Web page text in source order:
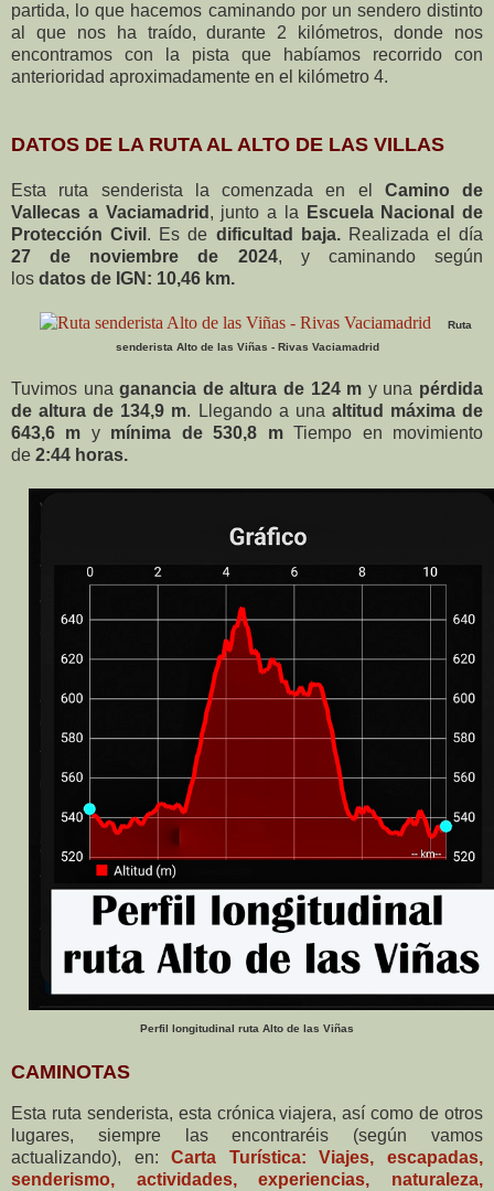
partida, lo que hacemos caminando por un sendero distinto
al que nos ha traído, durante 2 kilómetros, donde nos
encontramos con la pista que habíamos recorrido con
anterioridad aproximadamente en el kilómetro 4.
DATOS DE LA RUTA AL ALTO DE LAS VILLAS
Esta ruta senderista la comenzada en el Camino de
Vallecas a Vaciamadrid , junto a la
Escuela Nacional de
Protección Civil . Es de dificultad baja.Realizada el día
27
de noviembre de 2024, y caminando según
los datos de IGN: 10,46 km.
Ruta
senderista Alto de las Viñas - Rivas Vaciamadrid
Tuvimos unaganancia de altura de 124 m y una pérdida
de altura de 134,9 m. Llegando a una altitud máxima de
643,6 m y mínima de 530,8 mTiempo en movimiento
de 2:44 horas.
Perfil longitudinal ruta Alto de las Viñas
CAMINOTAS
Esta ruta senderista, esta crónica viajera, así como de otros
lugares, siempre las encontraréis (según vamos
actualizando), en:Carta Turística: Viajes, escapadas,
senderismo, actividades, experiencias, naturaleza,